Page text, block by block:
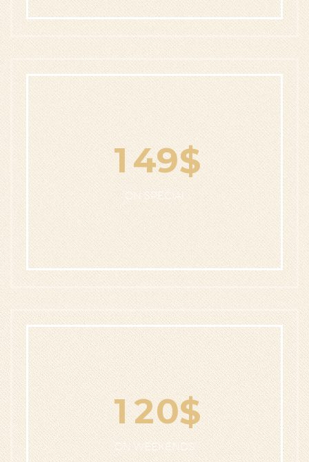
149$
ON SPECIAl
120$
ON WEEKENDS